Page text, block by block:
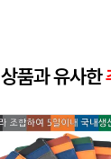
품과 유사한